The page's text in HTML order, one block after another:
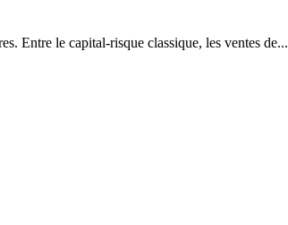
Entre le capital-risque classique, les ventes de...